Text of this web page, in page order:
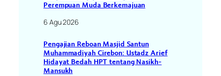
Perempuan Muda Berkemajuan
6 Agu 2026
Pengajian Reboan Masjid Santun
Muhammadiyah Cirebon: Ustadz Arief
Hidayat Bedah HPT tentang Nasikh-
Mansukh